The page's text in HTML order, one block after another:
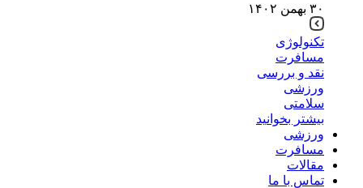
۳۰ بهمن ۱۴۰۲
تکنولوژی
مسافرت
نقد و بررسی
ورزشی
سلامتی
بیشتر بخوانید
ورزشی
مسافرت
مقالات
تماس با ما